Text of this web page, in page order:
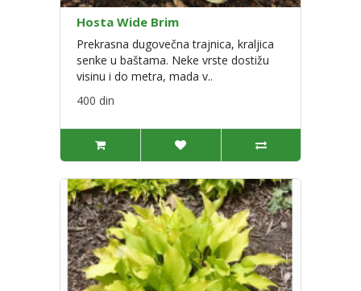
Hosta Wide Brim
Prekrasna dugovečna trajnica, kraljica
senke u baštama. Neke vrste dostižu
visinu i do metra, mada v..
400 din